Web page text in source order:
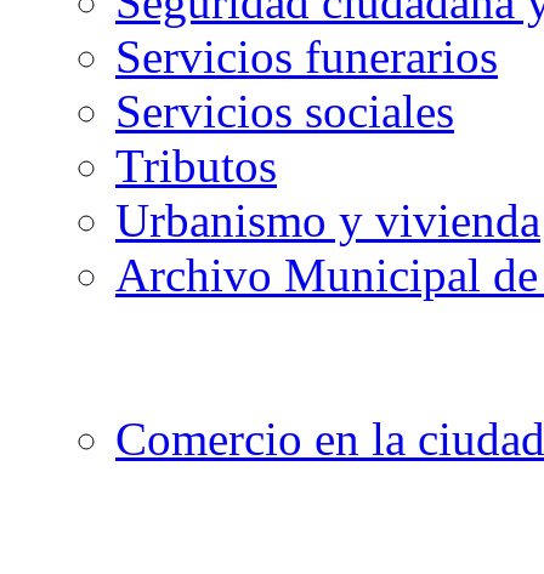
Servicios funerarios
Servicios sociales
Tributos
Urbanismo y vivienda
Archivo Municipal de
Comercio en la ciudad